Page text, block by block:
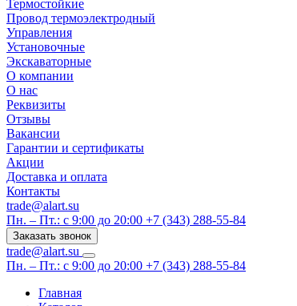
Термостойкие
Провод термоэлектродный
Управления
Установочные
Экскаваторные
О компании
О нас
Реквизиты
Отзывы
Вакансии
Гарантии и сертификаты
Акции
Доставка и оплата
Контакты
trade@alart.su
Пн. – Пт.: с 9:00 до 20:00 +7 (343) 288-55-84
Заказать звонок
trade@alart.su
Пн. – Пт.: с 9:00 до 20:00 +7 (343) 288-55-84
Главная